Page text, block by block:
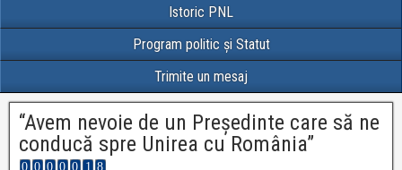
Istoric PNL
Program politic și Statut
Trimite un mesaj
“Avem nevoie de un Președinte care să ne
conducă spre Unirea cu România”